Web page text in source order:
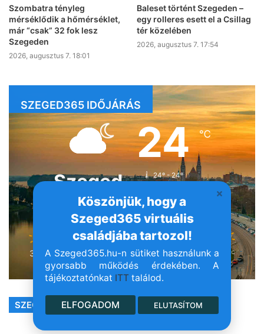
Köszönjük, hogy a
Szeged365 virtuális
családjába tartozol!
A Szeged365.hu-n sütiket használunk a
gyorsabb működés érdekében. A
tájékoztatónkat ITT találod.
ELFOGADOM ELUTASÍTOM
Szombatra tényleg
mérséklődik a hőmérséklet,
már “csak” 32 fok lesz
Szegeden
2026, augusztus 7. 18:01
Baleset történt Szegeden –
egy rolleres esett el a Csillag
tér közelében
2026, augusztus 7. 17:54
SZEGED365 IDŐJÁRÁS
Szeged
Felhősödés
24℃
24º - 24º
35 ℃ 38 ℃
hét
40 ℃
ked
34 ℃
sze
35 ℃
SZEGED365 FACEBOOK